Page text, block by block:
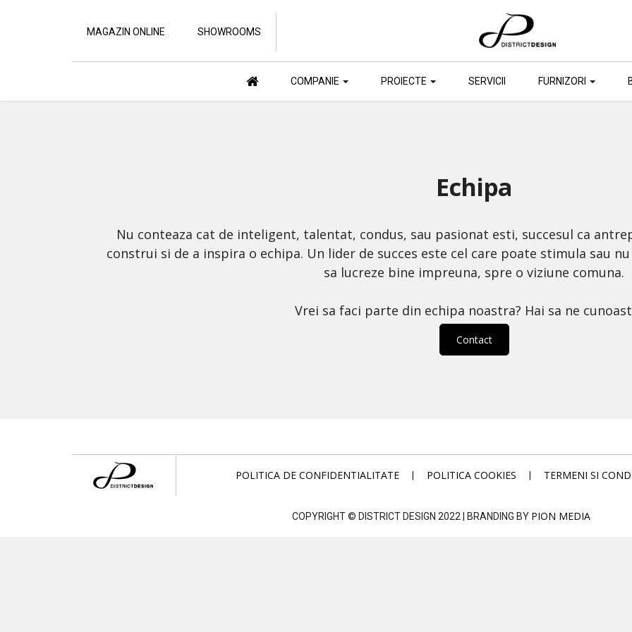
MAGAZIN ONLINE SHOWROOMS
COMPANIE PROIECTE SERVICII FURNIZORI
Echipa
Nu conteaza cat de inteligent, talentat, condus, sau pasionat esti, succesul ca
construi si de a inspira o echipa. Un lider de succes este cel care poate stimula sau
sa lucreze bine impreuna, spre o viziune comuna.
Vrei sa faci parte din echipa noastra? Hai sa ne
Contact
POLITICA DE CONFIDENTIALITATE POLITICA COOKIES TERMENI SI
COPYRIGHT © DISTRICT DESIGN 2022 | BRANDING BY PION MEDIA